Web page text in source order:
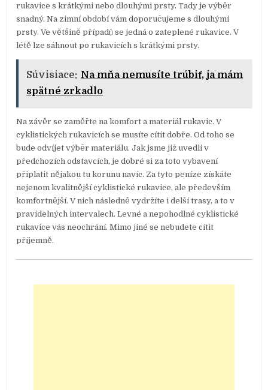
rukavice s krátkými nebo dlouhými prsty. Tady je výběr
snadný. Na zimní období vám doporučujeme s dlouhými
prsty. Ve většině případů se jedná o zateplené rukavice. V
létě lze sáhnout po rukavicích s krátkými prsty.
Súvisiace: Na mňa nemusíte trúbiť, ja mám
spätné zrkadlo
Na závěr se zaměřte na komfort a materiál rukavic. V
cyklistických rukavicích se musíte cítit dobře. Od toho se
bude odvíjet výběr materiálu. Jak jsme již uvedli v
předchozích odstavcích, je dobré si za toto vybavení
připlatit nějakou tu korunu navíc. Za tyto peníze získáte
nejenom kvalitnější cyklistické rukavice, ale především
komfortnější. V nich následně vydržíte i delší trasy, a to v
pravidelných intervalech. Levné a nepohodlné cyklistické
rukavice vás neochrání. Mimo jiné se nebudete cítit
příjemně.